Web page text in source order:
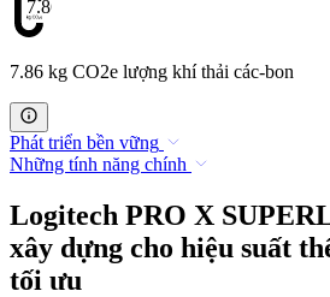
7.86
7.86 kg CO2e lượng khí thải các-bon
Phát triển bền vững
Những tính năng chính
Logitech PRO X
xây dựng cho hiệu suất
tối ưu